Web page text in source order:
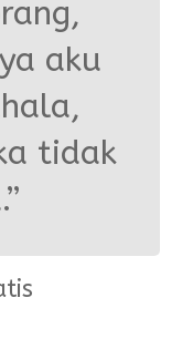
aku
tidak